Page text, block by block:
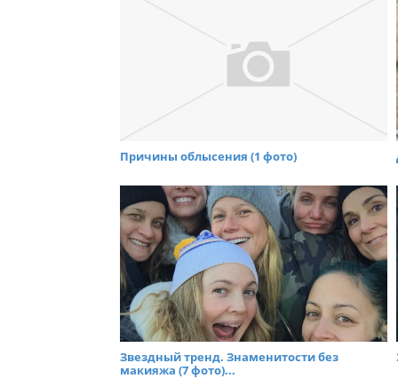
Причины облысения (1 фото)
Звездный тренд. Знаменитости без
макияжа (7 фото)...